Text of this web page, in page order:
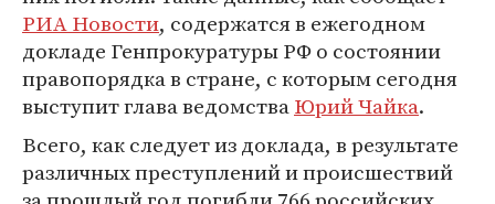
РИА Новости, содержатся в ежегодном
докладе Генпрокуратуры РФ о состоянии
правопорядка в стране, с которым сегодня
выступит глава ведомстваЮрий Чайка.
Всего, как следует из доклада, в результате
различных преступлений и происшествий